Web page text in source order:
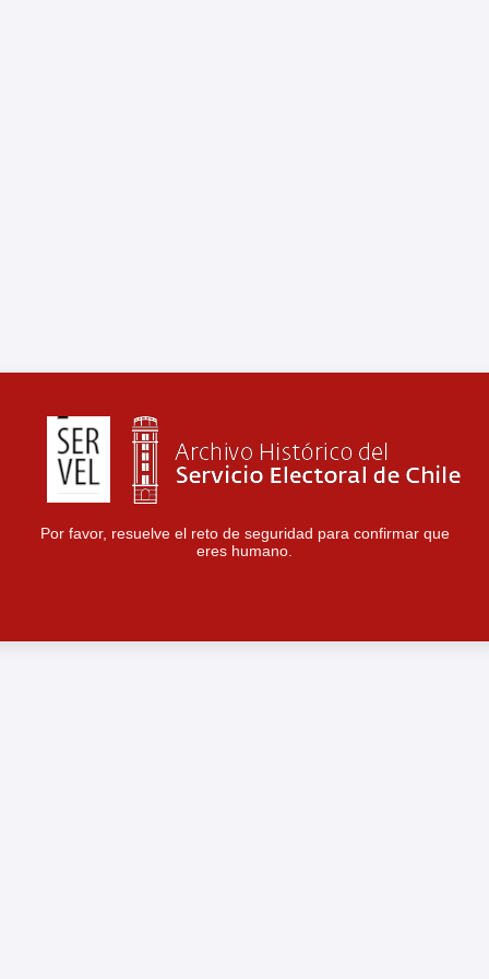
Por favor, resuelve el reto de seguridad para confirmar que
eres humano.